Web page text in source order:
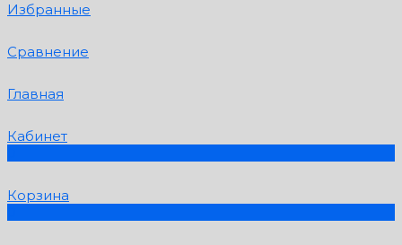
Избранные
Сравнение
Главная
Кабинет
Корзина